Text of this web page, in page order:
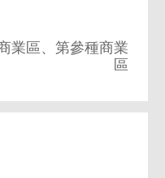
業區、第參種商業
區